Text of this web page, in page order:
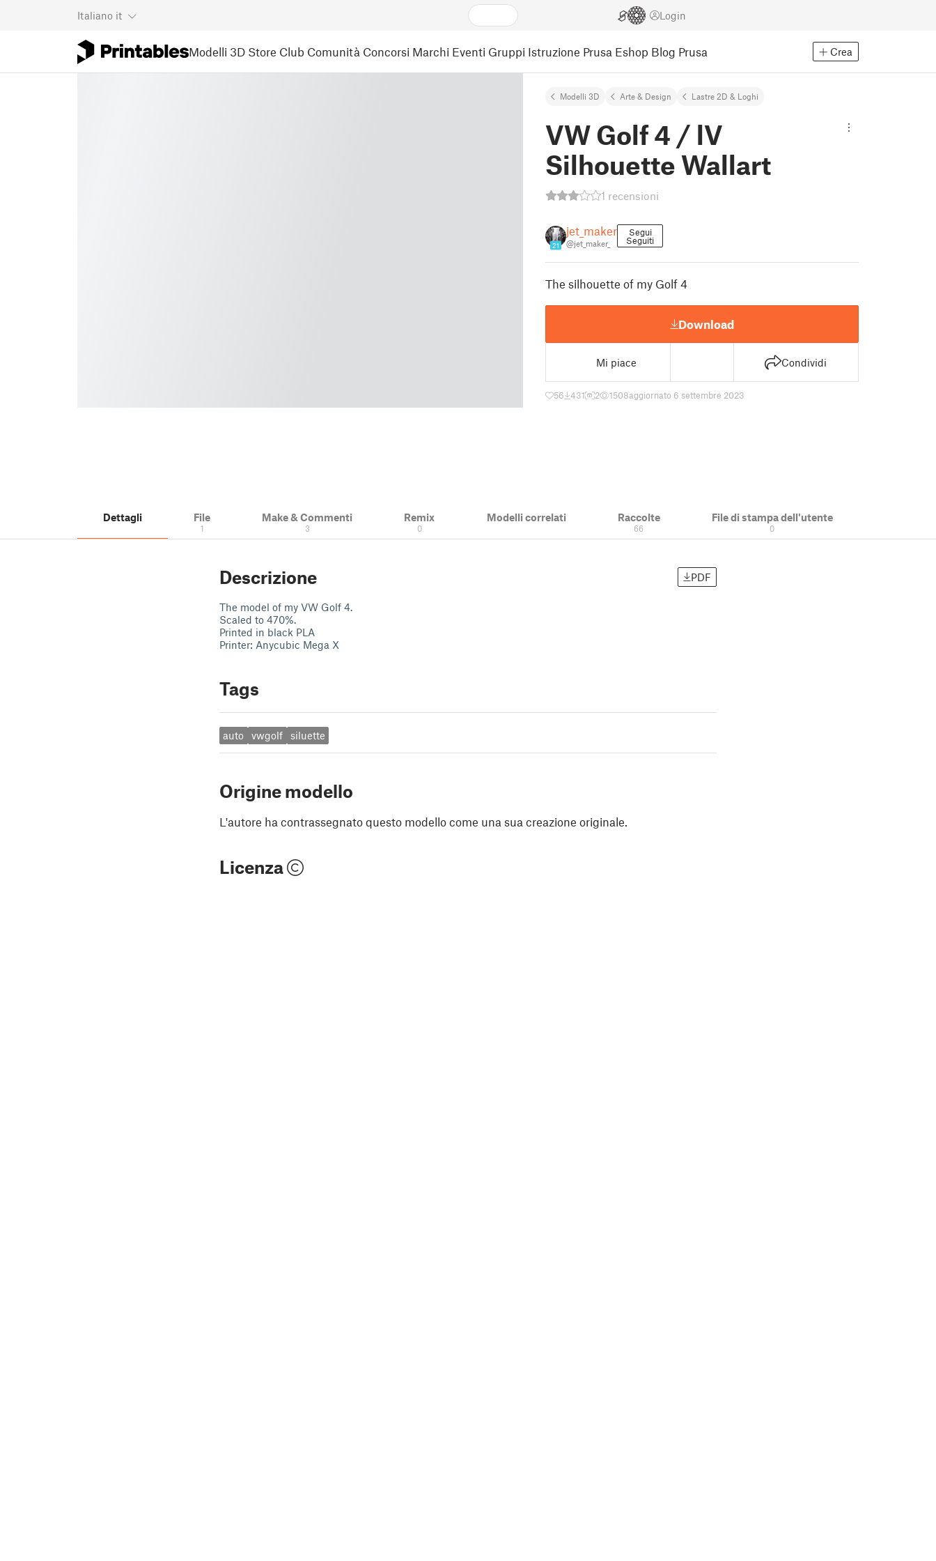
Italiano it Login
Modelli 3D Store Club Comunità Concorsi Marchi Eventi Gruppi Istruzione Prusa Eshop Blog Prusa Crea
Modelli 3D Arte & Design Lastre 2D & Loghi
VW Golf 4 / lV
Silhouette Wallart
1 recensioni
21
jet_maker
@jet_maker_
Segui
Seguiti
The silhouette of my Golf 4
Download
Mi piace Condividi
56 431 2 1508aggiornato 6 settembre 2023
Dettagli File
1
Make & Commenti
3
Remix
0
Modelli correlati Raccolte
66
File di stampa dell'utente
0
Descrizione PDF
The model of my VW Golf 4.
Scaled to 470%.
Printed in black PLA
Printer: Anycubic Mega X
Tags
auto vwgolf siluette
Origine modello
L'autore ha contrassegnato questo modello come una sua creazione originale.
Licenza